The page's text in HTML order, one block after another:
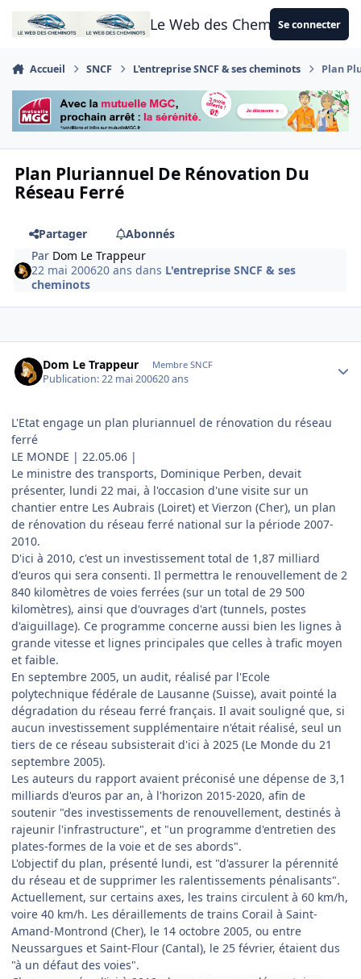
Aller au contenu
Le Web des CheminotsSe connecter
Accueil SNCF L'entreprise SNCF & ses cheminots Plan
Plan Pluriannuel De Rénovation Du
Réseau Ferré
Partager
Abonnés
Par Dom Le Trappeur
22 mai 200620 ans dans L'entreprise SNCF & ses
cheminots
Dom Le Trappeur Membre SNCF
Publication:22 mai 200620 ans
L'Etat engage un plan pluriannuel de rénovation du réseau
ferré
LE MONDE | 22.05.06 |
Le ministre des transports, Dominique Perben, devait
présenter, lundi 22 mai, à l'occasion d'une visite sur un
chantier entre Les Aubrais (Loiret) et Vierzon (Cher), un plan
de rénovation du réseau ferré national sur la période 2007-
2010.
D'ici à 2010, c'est un investissement total de 1,87 milliard
d'euros qui sera consenti. Il permettra le renouvellement de 2
840 kilomètres de voies ferrées (sur un total de 29 500
kilomètres), ainsi que d'ouvrages d'art (tunnels, postes
d'aiguillage). Ce programme concerne aussi bien les lignes à
grande vitesse et lignes principales que celles à trafic moyen
et faible.
En septembre 2005, un audit, réalisé par l'Ecole
polytechnique fédérale de Lausanne (Suisse), avait pointé la
dégradation du réseau ferré français. Il avait souligné que, si
aucun investissement supplémentaire n'était réalisé, seul un
tiers de ce réseau subsisterait d'ici à 2025 (Le Monde du 21
septembre 2005).
Les auteurs du rapport avaient préconisé une dépense de 3,1
milliards d'euros par an, à l'horizon 2015-2020, afin de
soutenir "des investissements de renouvellement, destinés à
rajeunir l'infrastructure", et "un programme d'entretien des
plates-formes de la voie et de ses abords".
L'objectif du plan, présenté lundi, est "d'assurer la pérennité
du réseau et de supprimer les ralentissements pénalisants".
Actuellement, sur certains axes, les trains circulent à 60 km/h,
voire 40 km/h. Les déraillements de trains Corail à Saint-
Amand-Montrond (Cher), le 14 octobre 2005, ou entre
Neussargues et Saint-Flour (Cantal), le 25 février, étaient dus
"à un défaut des voies".